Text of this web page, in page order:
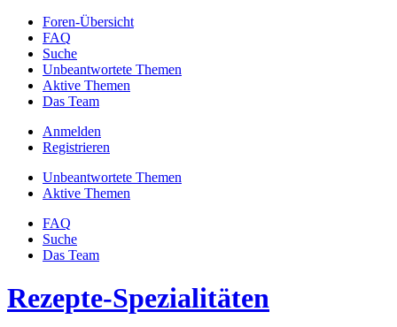
Foren-Übersicht
FAQ
Suche
Unbeantwortete Themen
Aktive Themen
Das Team
Anmelden
Registrieren
Unbeantwortete Themen
Aktive Themen
FAQ
Suche
Das Team
Rezepte-Spezialitäten